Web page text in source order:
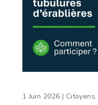
1 Juin 2026 | Citoyens,